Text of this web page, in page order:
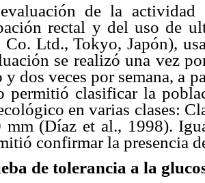
de la
rectal y del uso de
Co. Ltd., Tokyo, Japón),
se realizó una vez
y dos veces por semana, a
permitió clasificar la
en varias clases:
mm (Díaz et al., 1998).
confirmar la presencia
de tolerancia a la